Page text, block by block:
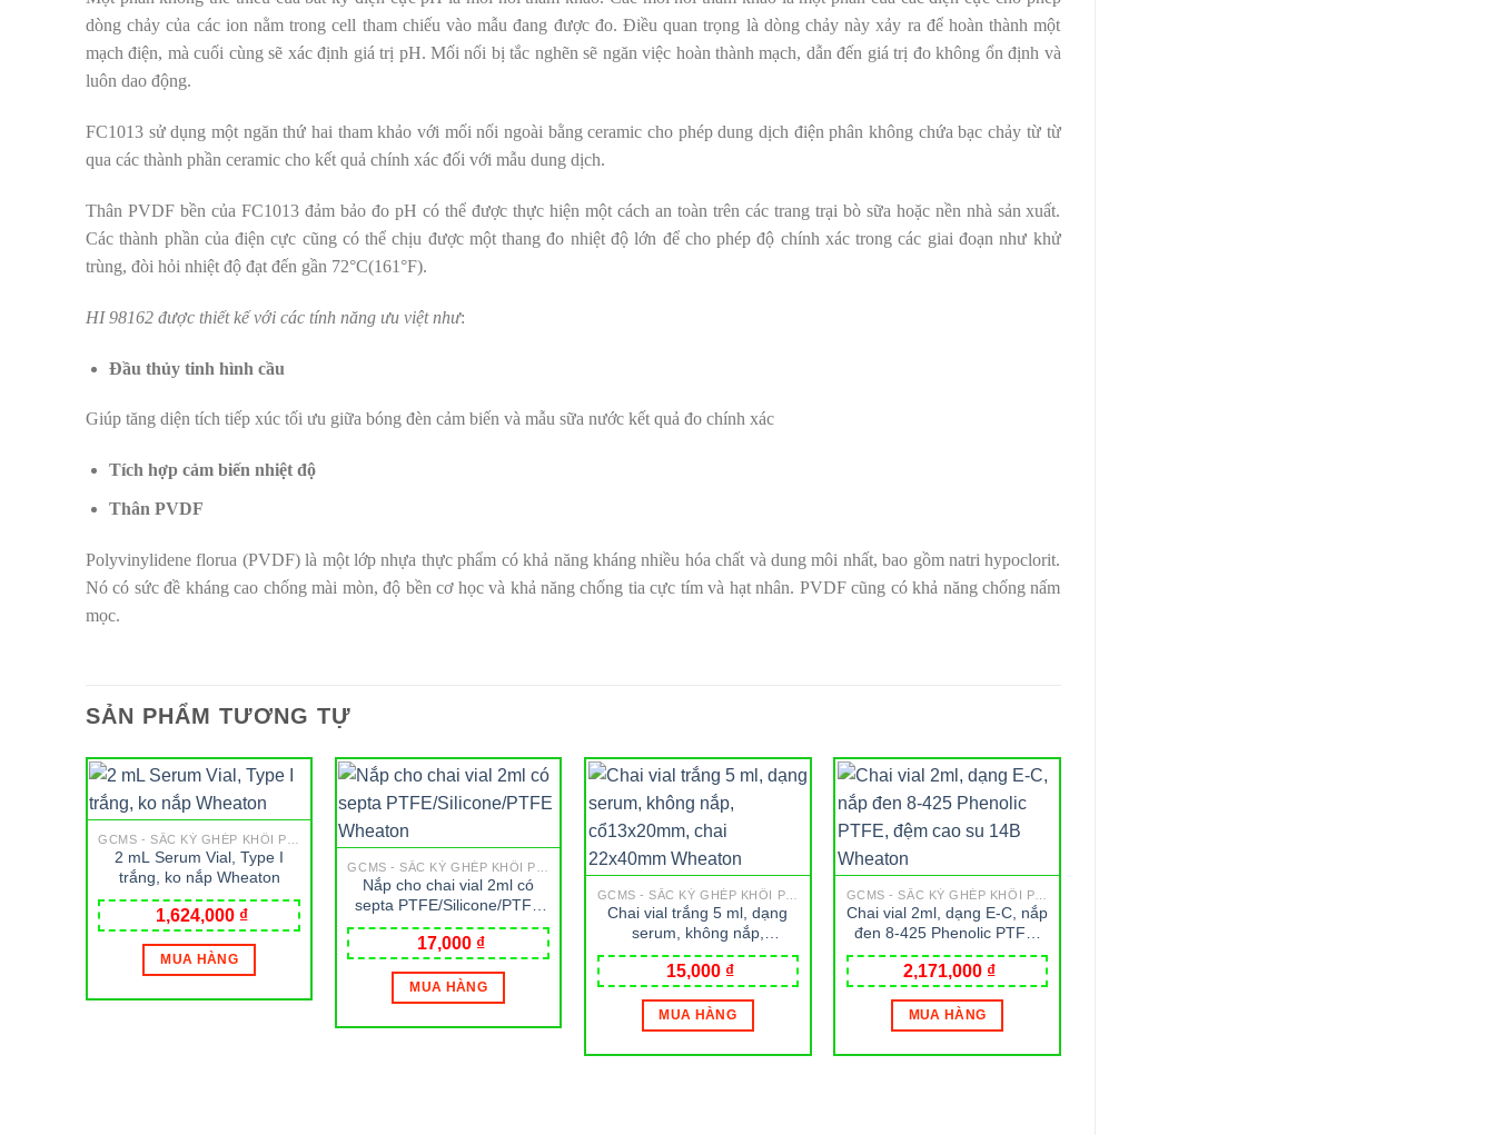
dòng chảy của các ion nằm trong cell tham chiếu vào mẫu đang được đo. Điều quan trọng là dòng chảy này xảy ra để hoàn thành một
mạch điện, mà cuối cùng sẽ xác định giá trị pH. Mối nối bị tắc nghẽn sẽ ngăn việc hoàn thành mạch, dẫn đến giá trị đo không ổn định và
luôn dao động.
FC1013 sử dụng một ngăn thứ hai tham khảo với mối nối ngoài bằng ceramic cho phép dung dịch điện phân không chứa bạc chảy từ từ
qua các thành phần ceramic cho kết quả chính xác đối với mẫu dung dịch.
Thân PVDF bền của FC1013 đảm bảo đo pH có thể được thực hiện một cách an toàn trên các trang trại bò sữa hoặc nền nhà sản xuất.
Các thành phần của điện cực cũng có thể chịu được một thang đo nhiệt độ lớn để cho phép độ chính xác trong các giai đoạn như khử
trùng, đòi hỏi nhiệt độ đạt đến gần 72°C(161°F).
HI 98162 được thiết kế với các tính năng ưu việt như:
Đầu thủy tinh hình cầu
Giúp tăng diện tích tiếp xúc tối ưu giữa bóng đèn cảm biến và mẫu sữa nước kết quả đo chính xác
Tích hợp cảm biến nhiệt độ
Thân PVDF
Polyvinylidene florua (PVDF) là một lớp nhựa thực phẩm có khả năng kháng nhiều hóa chất và dung môi nhất, bao gồm natri hypoclorit.
Nó có sức đề kháng cao chống mài mòn, độ bền cơ học và khả năng chống tia cực tím và hạt nhân. PVDF cũng có khả năng chống nấm
mọc.
SẢN PHẨM TƯƠNG TỰ
2 mL Serum Vial, Type I
trắng, ko nắp Wheaton
1,624,000 ₫
MUA HÀNG
Nắp cho chai vial 2ml có
septa PTFE/Silicone/PTFE
Wheaton
17,000 ₫
MUA HÀNG
Chai vial trắng 5 ml, dạng
serum, không nắp,
cổ13x20mm, chai 22x40mm
Wheaton
15,000 ₫
MUA HÀNG
Chai vial 2ml, dạng E-C, nắp
đen 8-425 Phenolic PTFE,
đệm cao su 14B Wheaton
2,171,000 ₫
MUA HÀNG